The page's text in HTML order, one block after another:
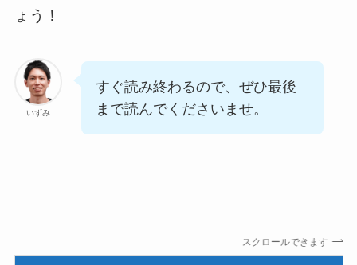
ょう！
いずみ
すぐ読み終わるので、ぜひ最後
まで読んでくださいませ。
スクロールできます